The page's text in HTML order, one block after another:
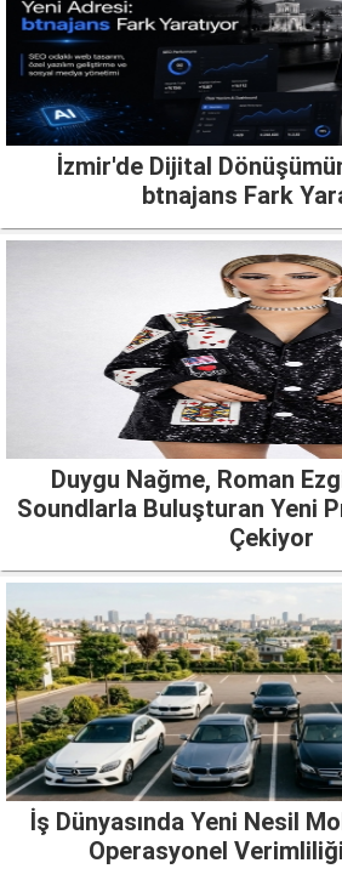
İzmir'de Dijital
btnajans Fark
Duygu Nağme, Roman
Soundlarla Buluşturan Yeni
Çekiyor
İş Dünyasında Yeni Nesil
Operasyonel